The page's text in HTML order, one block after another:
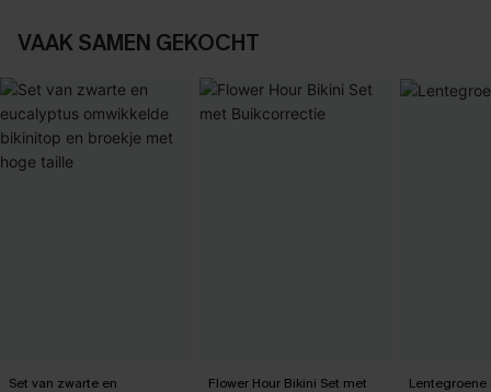
VAAK SAMEN GEKOCHT
Set van zwarte en Flower Hour Bikini Set met Lentegroene